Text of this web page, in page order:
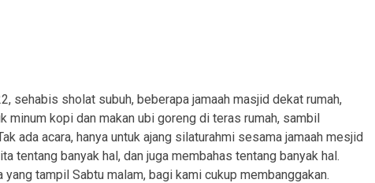
sehabis sholat subuh, beberapa jamaah masjid dekat rumah,
minum kopi dan makan ubi goreng di teras rumah, sambil
ada acara, hanya untuk ajang silaturahmi sesama jamaah mesjid
tentang banyak hal, dan juga membahas tentang banyak hal.
yang tampil Sabtu malam, bagi kami cukup membanggakan.